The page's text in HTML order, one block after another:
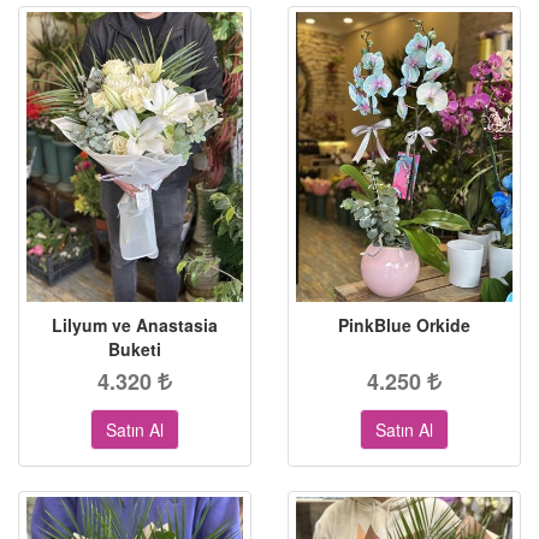
Lilyum ve Anastasia
Buketi
4.320
Satın Al
PinkBlue Orkide
4.250
Satın Al